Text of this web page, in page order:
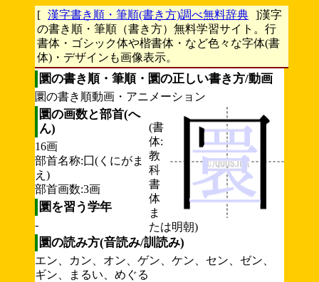
[ 漢字書き順・筆順(書き方)調べ無料辞典 ]漢字
の書き順・筆順（書き方）無料学習サイト。行
書体・ゴシック体や楷書体・など色々な字体(書
体)・デザインも画像表示。
圜の書き順・筆順・圜の正しい書き方/動画
圜の書き順動画・アニメーション
(書
体:
教
科
書
体
ま
たは明朝)
圜の画数と部首(へ
ん)
16画
部首名称:囗(くにがま
え)
部首画数:3画
圜を習う学年
-
圜の読み方(音読み/訓読み)
エン、カン、オン、ゲン、ケン、セン、ゼン、
ギン、まるい、めぐる